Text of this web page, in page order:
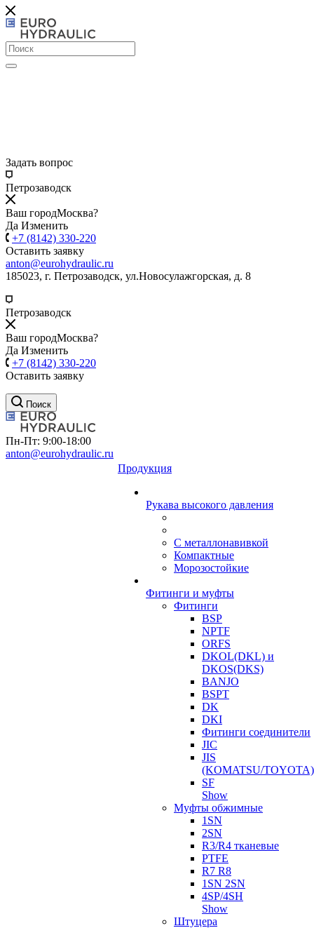
Задать вопрос
Петрозаводск
Ваш городМосква?
Да Изменить
+7 (8142) 330-220
Оставить заявку
anton@eurohydraulic.ru
185023, г. Петрозаводск, ул.Новосулажгорская, д. 8
Петрозаводск
Ваш городМосква?
Да Изменить
+7 (8142) 330-220
Оставить заявку
Поиск
Пн-Пт: 9:00-18:00
anton@eurohydraulic.ru
Продукция
Рукава высокого давления
С металлонавивкой
Компактные
Морозостойкие
Фитинги и муфты
Фитинги
BSP
NPTF
ORFS
DKOL(DKL) и
DKOS(DKS)
BANJO
BSPT
DK
DKI
Фитинги соединители
JIC
JIS
(KOMATSU/TOYOTA)
SF
Show
Муфты обжимные
1SN
2SN
R3/R4 тканевые
PTFE
R7 R8
1SN 2SN
4SP/4SH
Show
Штуцера